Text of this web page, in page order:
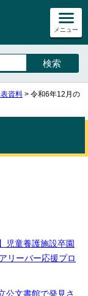
メニュー
資料 > 令和6年12月の
児童養護施設卒園
リーバー応援プロ
文書館で発見さ